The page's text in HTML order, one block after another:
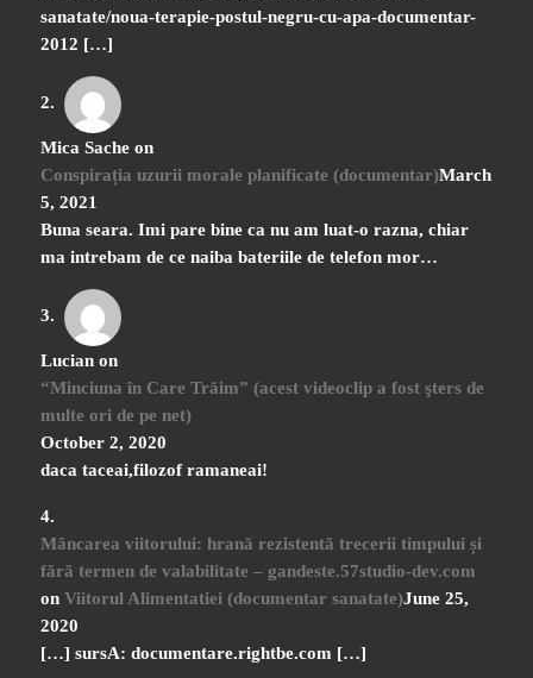
sanatate/noua-terapie-postul-negru-cu-apa-documentar-
2012 […]
Mica Sache on
Conspirația uzurii morale planificate (documentar)March
5, 2021
Buna seara. Imi pare bine ca nu am luat-o razna, chiar
ma intrebam de ce naiba bateriile de telefon mor…
Lucian on
“Minciuna în Care Trăim” (acest videoclip a fost şters de
multe ori de pe net)
October 2, 2020
daca taceai,filozof ramaneai!
Mâncarea viitorului: hrană rezistentă trecerii timpului și
fără termen de valabilitate – gandeste.57studio-dev.com
onViitorul Alimentatiei (documentar sanatate)June 25,
2020
[…] sursA: documentare.rightbe.com […]